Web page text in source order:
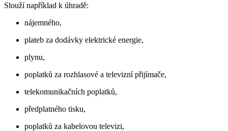
Slouží například k úhradě:
nájemného,
plateb za dodávky elektrické energie,
plynu,
poplatků za rozhlasové a televizní přijímače,
telekomunikačních poplatků,
předplatného tisku,
poplatků za kabelovou televizi,